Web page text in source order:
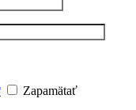
Zapamätať